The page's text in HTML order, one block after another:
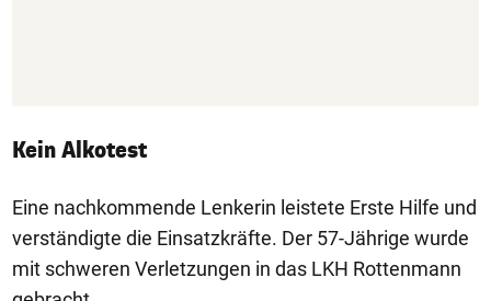
Kein Alkotest
Eine nachkommende Lenkerin leistete Erste Hilfe und
verständigte die Einsatzkräfte. Der 57-Jährige wurde
mit schweren Verletzungen in das LKH Rottenmann